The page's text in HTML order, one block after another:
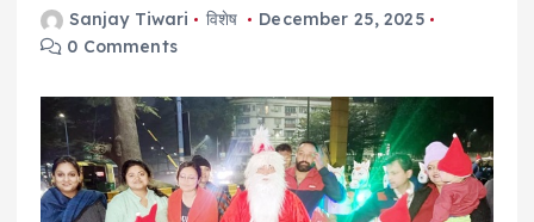
Sanjay Tiwari विशेष
December 25, 2025
0 Comments